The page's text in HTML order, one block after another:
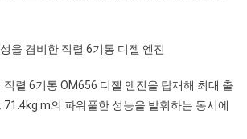
을 겸비한 직렬 6기통 디젤 엔진
직렬 6기통 OM656 디젤 엔진을 탑재해 최대 출
의 파워풀한 성능을 발휘하는 동시에